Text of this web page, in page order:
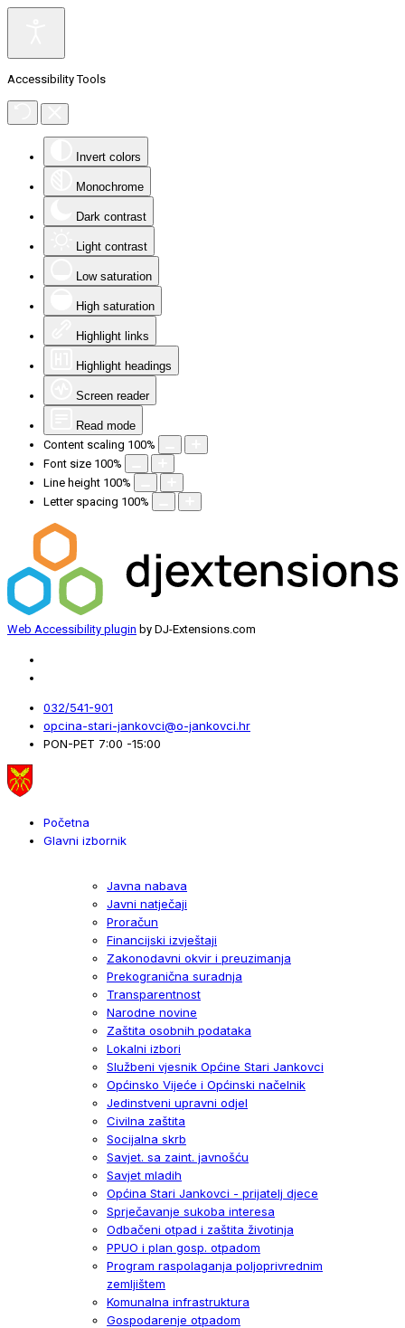
Accessibility Tools
Invert colors
Monochrome
Dark contrast
Light contrast
Low saturation
High saturation
Highlight links
Highlight headings
Screen reader
Read mode
Content scaling 100%
Font size 100%
Line height 100%
Letter spacing 100%
Web Accessibility plugin by DJ-Extensions.com
032/541-901
opcina-stari-jankovci@o-jankovci.hr
PON-PET 7:00 -15:00
Početna
Glavni izbornik
Javna nabava
Javni natječaji
Proračun
Financijski izvještaji
Zakonodavni okvir i preuzimanja
Prekogranična suradnja
Transparentnost
Narodne novine
Zaštita osobnih podataka
Lokalni izbori
Službeni vjesnik Općine Stari Jankovci
Općinsko Vijeće i Općinski načelnik
Jedinstveni upravni odjel
Civilna zaštita
Socijalna skrb
Savjet. sa zaint. javnošću
Savjet mladih
Općina Stari Jankovci - prijatelj djece
Sprječavanje sukoba interesa
Odbačeni otpad i zaštita životinja
PPUO i plan gosp. otpadom
Program raspolaganja poljoprivrednim
zemljištem
Komunalna infrastruktura
Gospodarenje otpadom